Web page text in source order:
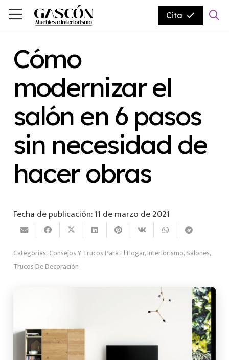
Cita
Cómo
modernizar el
salón en 6 pasos
sin necesidad de
hacer obras
Fecha de publicación:11 de marzo de 2021
Categorías: Consejos Y Trucos Para El Hogar,Interiorismo,Salones,
Trucos De Decoración